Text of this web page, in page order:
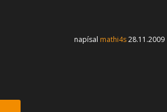
napísal mathi4s28.11.2009